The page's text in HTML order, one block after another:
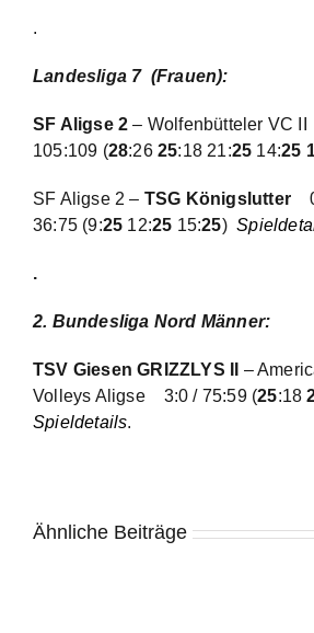
.
Landesliga 7 (Frauen):
SF Aligse 2 – Wolfenbütteler VC II
105:109 (28:2625:18 21:25 14:25
SF Aligse 2 – TSG Königslutter
36:75 (9:25 12:25 15:25)
.
2. Bundesliga Nord Männer:
TSV Giesen GRIZZLYS II
–
Volleys Aligse 3:0 / 75:59 (25:18
Spieldetails.
Ähnliche Beiträge